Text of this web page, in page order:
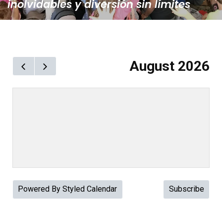
inolvidables y diversión sin límites